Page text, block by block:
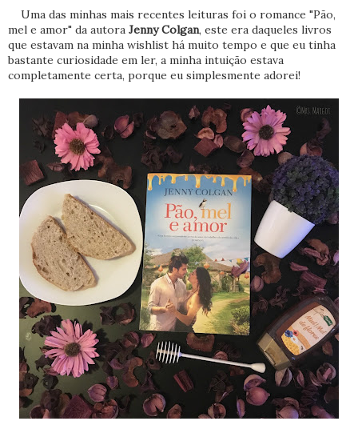
Uma das minhas mais recentes leituras foi o romance "Pão,
mel e amor" da autora Jenny Colgan, este era daqueles livros
que estavam na minha wishlist há muito tempo e que eu tinha
bastante curiosidade em ler, a minha intuição estava
completamente certa, porque eu simplesmente adorei!